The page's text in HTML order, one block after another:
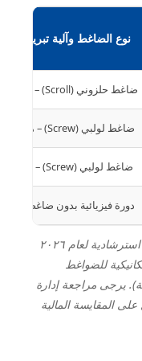
نوع الضاغط وآلية تبريد
ضاغط حلزوني (Scroll) – مبرد بالهواء
ضاغط لولبي (Screw) – مبرد بالهواء
ضاغط لولبي (Screw) – مبرد بالماء
دورة فيزيائية بدون ضاغط
* إشعار مالي استشاري: هذه القيم مالية استرشادية لعام ٢٠٢٦
للضواغط
يرجى مراجعة إدارة
المقايسة المالية